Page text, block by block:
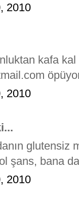
2010
kafa kal
2010
glutensiz
şans, bana
2010